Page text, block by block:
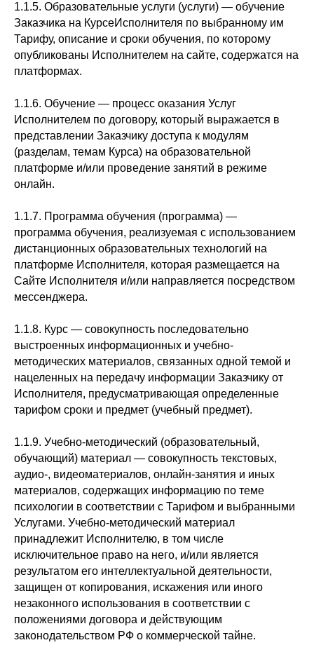
1.1.5. Образовательные услуги (услуги) — обучение
Заказчика на КурсеИсполнителя по выбранному им
Тарифу, описание и сроки обучения, по которому
опубликованы Исполнителем на сайте, содержатся на
платформах.
1.1.6. Обучение — процесс оказания Услуг
Исполнителем по договору, который выражается в
представлении Заказчику доступа к модулям
(разделам, темам Курса) на образовательной
платформе и/или проведение занятий в режиме
онлайн.
1.1.7. Программа обучения (программа) —
программа обучения, реализуемая с использованием
дистанционных образовательных технологий на
платформе Исполнителя, которая размещается на
Сайте Исполнителя и/или направляется посредством
мессенджера.
1.1.8. Курс — совокупность последовательно
выстроенных информационных и учебно-
методических материалов, связанных одной темой и
нацеленных на передачу информации Заказчику от
Исполнителя, предусматривающая определенные
тарифом сроки и предмет (учебный предмет).
1.1.9. Учебно-методический (образовательный,
обучающий) материал — совокупность текстовых,
аудио-, видеоматериалов, онлайн-занятия и иных
материалов, содержащих информацию по теме
психологии в соответствии с Тарифом и выбранными
Услугами. Учебно-методический материал
принадлежит Исполнителю, в том числе
исключительное право на него, и/или является
результатом его интеллектуальной деятельности,
защищен от копирования, искажения или иного
незаконного использования в соответствии с
положениями договора и действующим
законодательством РФ о коммерческой тайне.